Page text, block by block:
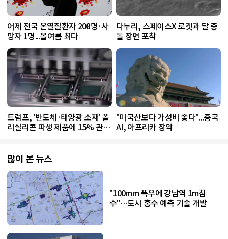
어제 전국 온열질환자 208명·사
망자 1명...올여름 최다
다누리, 스페이스X 로켓과 달 충
돌 장면 포착
트럼프, '반도체·태양광 소재' 폴
리실리콘 파생 제품에 15% 관
"미국산보다 가성비 좋다"...중국
AI, 아프리카 장악
많이 본 뉴스
"100mm 폭우에 강남역 1m침
수"…도시 홍수 예측 기술 개발